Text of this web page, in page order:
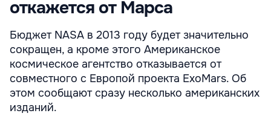
откажется от Марса
Бюджет NASA в 2013 году будет значительно
сокращен, а кроме этого Американское
космическое агентство отказывается от
совместного с Европой проекта ExoMars. Об
этом сообщают сразу несколько американских
изданий.